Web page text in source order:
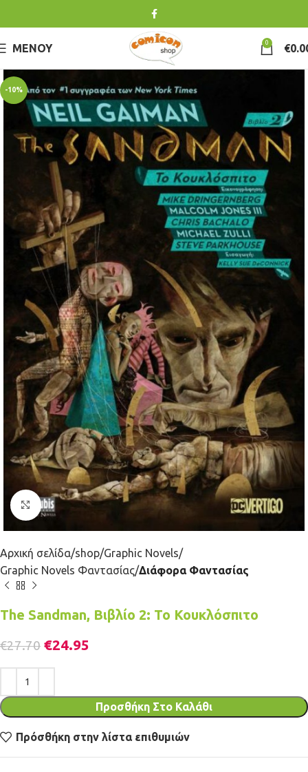
ΜΕΝΟΎ 0 €
-10%
Κλικ για μεγέθυνση
Αρχική σελίδα shop Graphic Novels
Graphic Novels Φαντασίας Διάφορα Φαντασίας
The Sandman, Βιβλίο 2: Το Κουκλόσπιτο
€27.70 €24.95
Προσθήκη Στο Καλάθι
Πρόσθήκη στην λίστα επιθυμιών